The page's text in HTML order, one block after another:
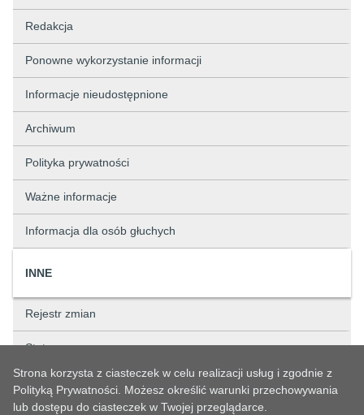
Redakcja
Ponowne wykorzystanie informacji
Informacje nieudostępnione
Archiwum
Polityka prywatności
Ważne informacje
Informacja dla osób głuchych
INNE
Rejestr zmian
Status sprawy
Strona korzysta z ciasteczek w celu realizacji usług i zgodnie z
Polityką Prywatności. Możesz określić warunki przechowywania
lub dostępu do ciasteczek w Twojej przeglądarce.